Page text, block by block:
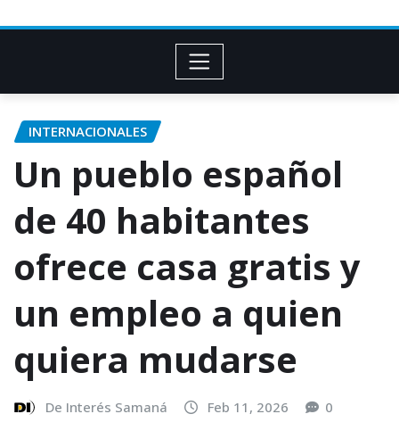
INTERNACIONALES
Un pueblo español
de 40 habitantes
ofrece casa gratis y
un empleo a quien
quiera mudarse
De Interés Samaná Feb 11, 2026 0